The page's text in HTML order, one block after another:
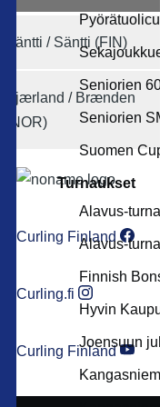
Seniorien
Seniorien
Suomen
Turnaukset
Alavus-
Alavus-
Finnish
Hyvin
Joensuun
Säntti / Säntti (FIN)
Kjærland / Brænden
(NOR)
Curling Finland
Curling.fi
Curling Finland